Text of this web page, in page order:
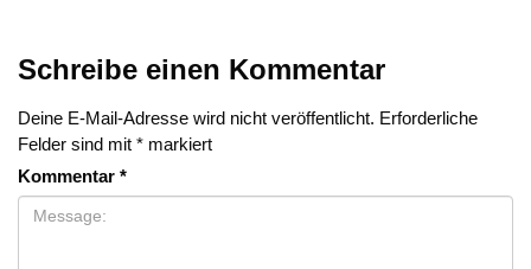
Schreibe einen Kommentar
Deine E-Mail-Adresse wird nicht veröffentlicht. Erforderliche
Felder sind mit * markiert
Kommentar *